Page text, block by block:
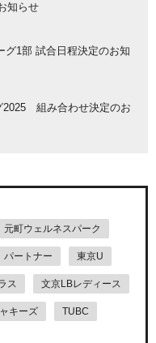
知らせ
1部 試合日程決定のお知
2025 組み合わせ決定のお
元町ウェルネスパーク
パートナー 東京U
ス 文京LBレディース
キーズ TUBC